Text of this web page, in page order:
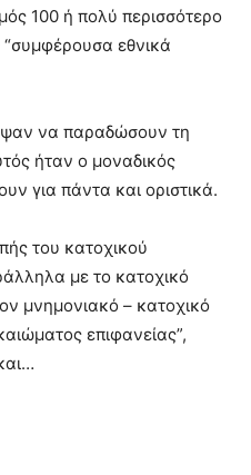
100 ή πολύ περισσότερο
εθνικά
να παραδώσουν τη
ήταν ο μοναδικός
για πάντα και οριστικά.
του κατοχικού
με το κατοχικό
μνημονιακό – κατοχικό
επιφανείας”,